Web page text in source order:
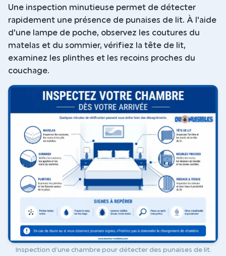
Une inspection minutieuse permet de détecter
rapidement une présence de punaises de lit. À l'aide
d'une lampe de poche, observez les coutures du
matelas et du sommier, vérifiez la tête de lit,
examinez les plinthes et les recoins proches du
couchage.
Inspection d’une chambre pour détecter des punaises de lit.